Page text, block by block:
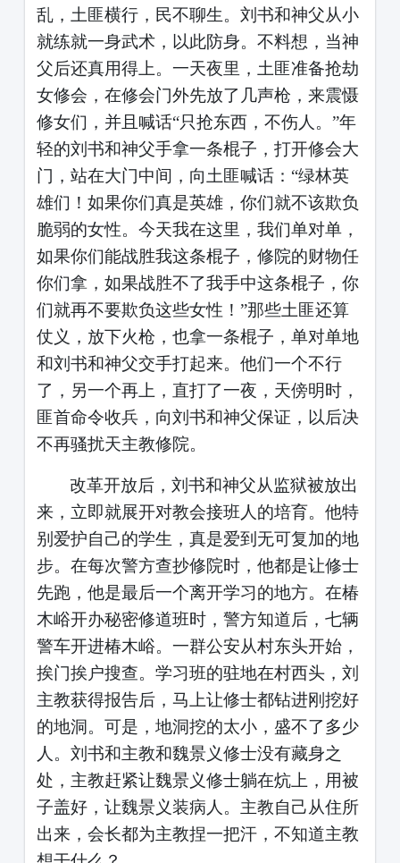
乱，土匪横行，民不聊生。刘书和神父从小
就练就一身武术，以此防身。不料想，当神
父后还真用得上。一天夜里，土匪准备抢劫
女修会，在修会门外先放了几声枪，来震慑
修女们，并且喊话“只抢东西，不伤人。”年
轻的刘书和神父手拿一条棍子，打开修会大
门，站在大门中间，向土匪喊话：“绿林英
雄们！如果你们真是英雄，你们就不该欺负
脆弱的女性。今天我在这里，我们单对单，
如果你们能战胜我这条棍子，修院的财物任
你们拿，如果战胜不了我手中这条棍子，你
们就再不要欺负这些女性！”那些土匪还算
仗义，放下火枪，也拿一条棍子，单对单地
和刘书和神父交手打起来。他们一个不行
了，另一个再上，直打了一夜，天傍明时，
匪首命令收兵，向刘书和神父保证，以后决
不再骚扰天主教修院。
改革开放后，刘书和神父从监狱被放出
来，立即就展开对教会接班人的培育。他特
别爱护自己的学生，真是爱到无可复加的地
步。在每次警方查抄修院时，他都是让修士
先跑，他是最后一个离开学习的地方。在椿
木峪开办秘密修道班时，警方知道后，七辆
警车开进椿木峪。一群公安从村东头开始，
挨门挨户搜查。学习班的驻地在村西头，刘
主教获得报告后，马上让修士都钻进刚挖好
的地洞。可是，地洞挖的太小，盛不了多少
人。刘书和主教和魏景义修士没有藏身之
处，主教赶紧让魏景义修士躺在炕上，用被
子盖好，让魏景义装病人。主教自己从住所
出来，会长都为主教捏一把汗，不知道主教